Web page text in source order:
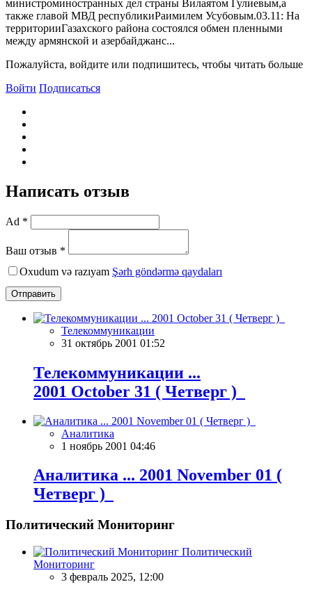
министроминостранных дел страны Вилаятом Гулиевым,а
также главой МВД pеспубликиРаимилем Усубовым.03.11: Hа
территорииГазахского района состоялся обмен пленными
между армянской и азербайджанс...
Пожалуйста, войдите или подпишитесь, чтобы читать больше
Войти Подписаться
Написать отзыв
Ad *
Ваш отзыв *
Oxudum və razıyam Şərh göndərmə qaydaları
Отправить
Телекоммуникации
31 октябрь 2001 01:52
Телекоммуникации ...
2001 October 31 ( Четверг )
Аналитика
1 ноябрь 2001 04:46
Аналитика ... 2001 November 01 (
Четверг )
Политический Мониторинг
Политический
Мониторинг
3 февраль 2025, 12:00